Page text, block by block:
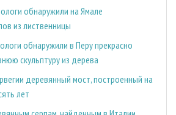
обнаружили на Ямале
из лиственницы
обнаружили в Перу прекрасно
скульптуру из дерева
деревянный мост, построенный на
лет